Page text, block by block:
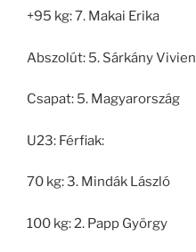
+95 kg: 7. Makai Erika
Abszolút: 5. Sárkány Vivien
Csapat: 5. Magyarország
U23: Férfiak:
70 kg: 3. Mindák László
100 kg: 2. Papp György